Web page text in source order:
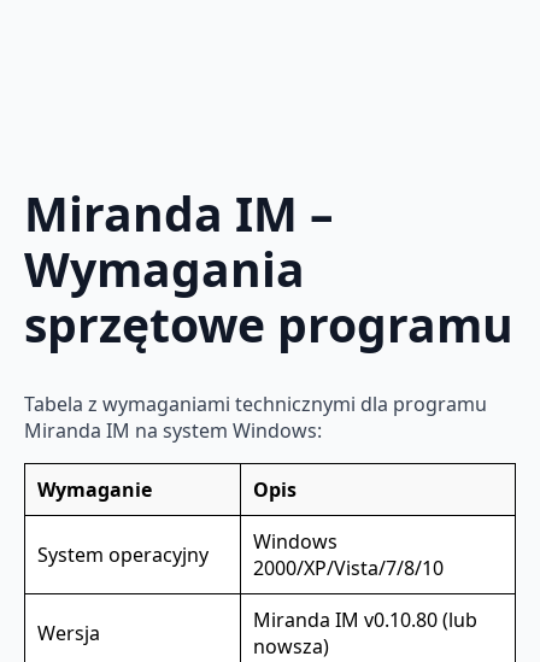
Miranda IM –
Wymagania
sprzętowe programu
Tabela z wymaganiami technicznymi dla programu
Miranda IM na system Windows:
Wymaganie Opis
System operacyjny
Windows
2000/XP/Vista/7/8/10
Wersja
Miranda IM v0.10.80 (lub
nowsza)